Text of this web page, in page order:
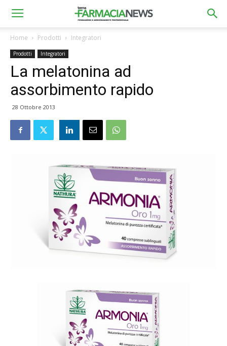
Home Prodotti Integratori
Prodotti Integratori
La melatonina ad
assorbimento rapido
28 Ottobre 2013